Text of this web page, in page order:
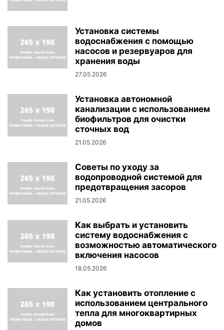
Установка системы
водоснабжения с помощью
насосов и резервуаров для
хранения воды
27.05.2026
Установка автономной
канализации с использованием
биофильтров для очистки
сточных вод
21.05.2026
Советы по уходу за
водопроводной системой для
предотвращения засоров
21.05.2026
Как выбрать и установить
систему водоснабжения с
возможностью автоматического
включения насосов
18.05.2026
Как установить отопление с
использованием центрального
тепла для многоквартирных
домов